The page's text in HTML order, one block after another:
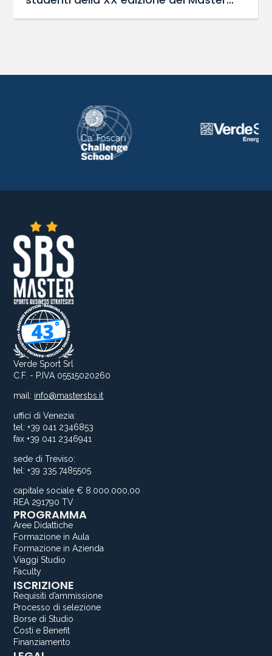
Verde Sport Srl
C.F. - P.IVA 05515020260
mail: info@mastersbs.it
uffici di Venezia:
tel: +39 041 2346853
fax +39 041 2346941
sede di Treviso:
tel: +39 335 7485505
capitale sociale € 8.000.000,00
REA 291790 TV
PROGRAMMA
Aree Didattiche
Formazione in Aula
Formazione in Azienda
Viaggi Studio
Faculty
ISCRIZIONE
Requisiti d’ammissione
Processo di selezione
Borse di Studio
Costi e Benefit
Finanziamento